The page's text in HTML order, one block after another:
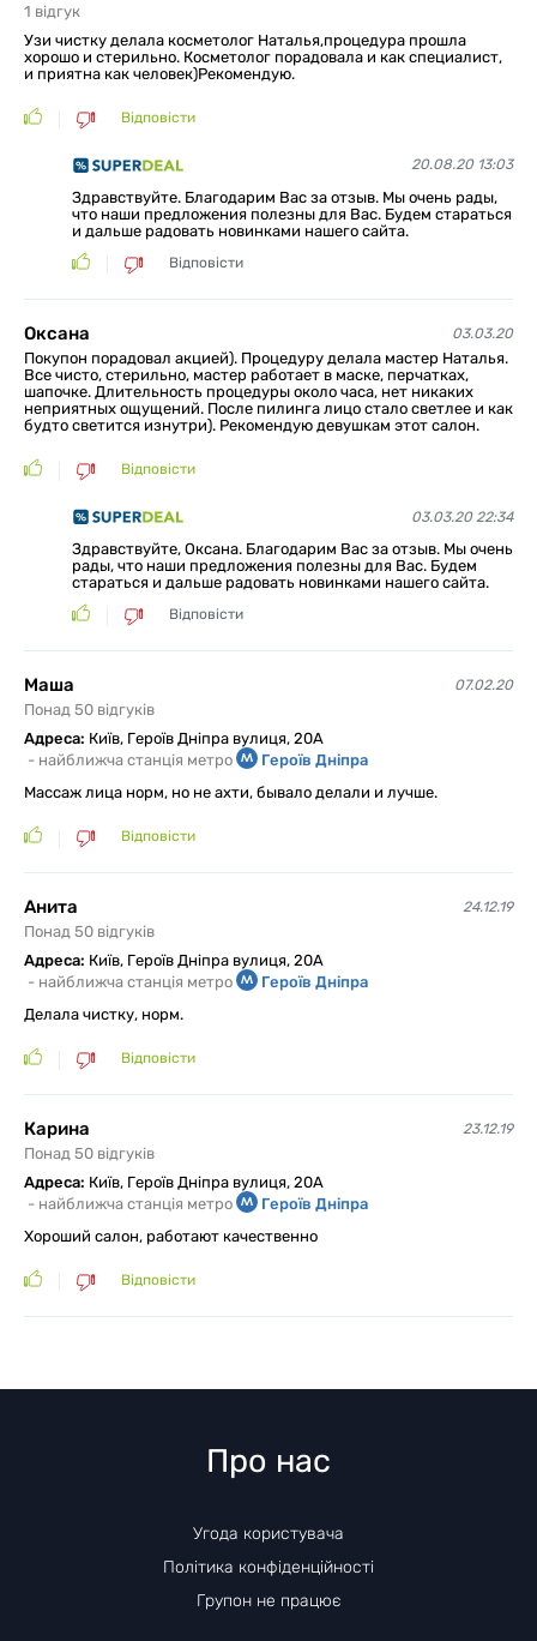
1 відгук
Узи чистку делала косметолог Наталья,процедура прошла
хорошо и стерильно. Косметолог порадовала и как специалист,
и приятна как человек)Рекомендую.
Відповісти
20.08.20 13:03
Здравствуйте. Благодарим Вас за отзыв. Мы очень рады,
что наши предложения полезны для Вас. Будем стараться
и дальше радовать новинками нашего сайта.
Відповісти
Оксана 03.03.20
Покупон порадовал акцией). Процедуру делала мастер Наталья.
Все чисто, стерильно, мастер работает в маске, перчатках,
шапочке. Длительность процедуры около часа, нет никаких
неприятных ощущений. После пилинга лицо стало светлее и как
будто светится изнутри). Рекомендую девушкам этот салон.
Відповісти
03.03.20 22:34
Здравствуйте, Оксана. Благодарим Вас за отзыв. Мы очень
рады, что наши предложения полезны для Вас. Будем
стараться и дальше радовать новинками нашего сайта.
Відповісти
Маша 07.02.20
Понад 50 відгуків
Адреса: Київ, Героїв Дніпра вулиця, 20А
- найближча станція метро
Героїв Дніпра
Массаж лица норм, но не ахти, бывало делали и лучше.
Відповісти
Анита 24.12.19
Понад 50 відгуків
Адреса: Київ, Героїв Дніпра вулиця, 20А
- найближча станція метро
Героїв Дніпра
Делала чистку, норм.
Відповісти
Карина 23.12.19
Понад 50 відгуків
Адреса: Київ, Героїв Дніпра вулиця, 20А
- найближча станція метро
Героїв Дніпра
Хороший салон, работают качественно
Відповісти
Про нас
Угода користувача
Політика конфіденційності
Групон не працює